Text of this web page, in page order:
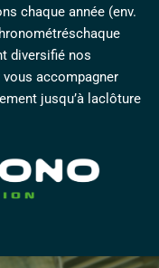
chaque année (env.
diversifié nos
accompagner
jusqu’à laclôture